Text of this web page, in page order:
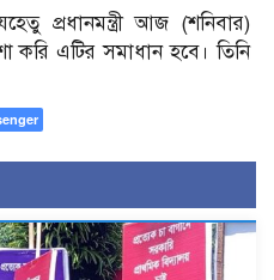
প্রধানমন্ত্রী আজ (শনিবার)
এটির সমাধান হবে। তিনি